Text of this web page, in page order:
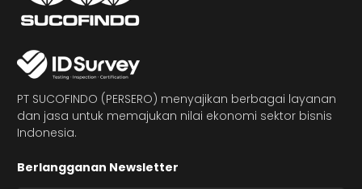
PT SUCOFINDO (PERSERO) menyajikan berbagai layanan
dan jasa untuk memajukan nilai ekonomi sektor bisnis
Indonesia.
Berlangganan Newsletter